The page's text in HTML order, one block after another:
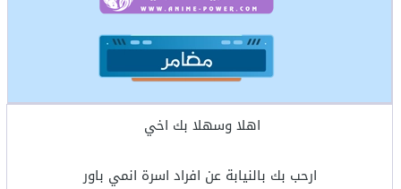
اهلا وسهلا بك اخي
ارحب بك بالنيابة عن افراد اسرة انمي باور